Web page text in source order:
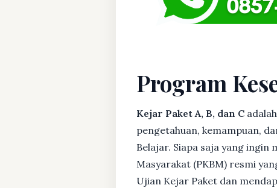
Program
Kejar Paket A, B, dan C
pengetahuan, kemampuan,
Belajar. Siapa saja yang ingin
Masyarakat (PKBM) resmi
Ujian Kejar Paket dan